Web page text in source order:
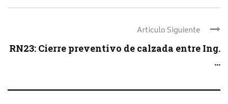
Articulo Siguiente
RN23: Cierre preventivo de calzada entre Ing.
...